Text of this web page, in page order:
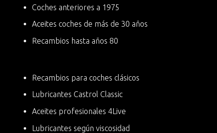
Coches anteriores a 1975
Aceites coches de más de 30 años
Recambios hasta años 80
Recambios para coches clásicos
Lubricantes Castrol Classic
Aceites profesionales 4Live
Lubricantes según viscosidad